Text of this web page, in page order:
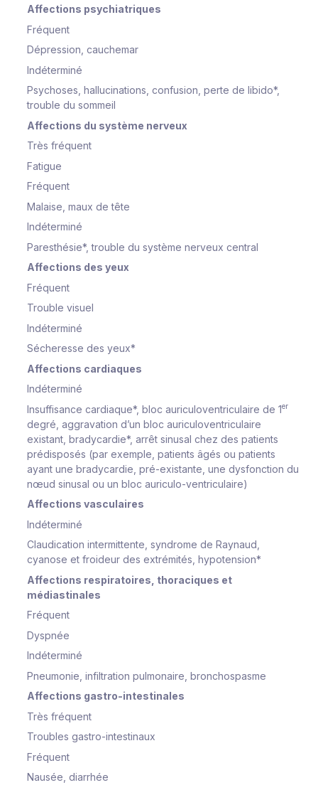
Affections psychiatriques
Fréquent
Dépression, cauchemar
Indéterminé
Psychoses, hallucinations, confusion, perte de libido*,
trouble du sommeil
Affections du système nerveux
Très fréquent
Fatigue
Fréquent
Malaise, maux de tête
Indéterminé
Paresthésie*, trouble du système nerveux central
Affections des yeux
Fréquent
Trouble visuel
Indéterminé
Sécheresse des yeux*
Affections cardiaques
Indéterminé
Insuffisance cardiaque*, bloc auriculoventriculaire de 1er
degré, aggravation d’un bloc auriculoventriculaire
existant, bradycardie*, arrêt sinusal chez des patients
prédisposés (par exemple, patients âgés ou patients
ayant une bradycardie, pré-existante, une dysfonction du
nœud sinusal ou un bloc auriculo-ventriculaire)
Affections vasculaires
Indéterminé
Claudication intermittente, syndrome de Raynaud,
cyanose et froideur des extrémités, hypotension*
Affections respiratoires, thoraciques et
médiastinales
Fréquent
Dyspnée
Indéterminé
Pneumonie, infiltration pulmonaire, bronchospasme
Affections gastro-intestinales
Très fréquent
Troubles gastro-intestinaux
Fréquent
Nausée, diarrhée